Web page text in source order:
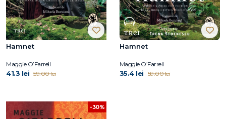
Hamnet
Maggie O’Farrell
41.3 lei 59.00 lei
Hamnet
Maggie O’Farrell
35.4 lei 59.00 lei
-30%